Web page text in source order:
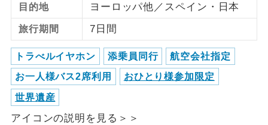
目的地 ヨーロッパ他／スペイン・日本
旅行期間 7日間
トラべルイヤホン 添乗員同行 航空会社指定
お一人様バス2席利用 おひとり様参加限定
世界遺産
アイコンの説明を見る＞＞